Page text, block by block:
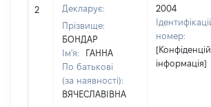
2
Декларує:
Прізвище:
БОНДАР
Ім'я:
ГАННА
По батькові
(за наявності):
ВЯЧЕСЛАВІВНА
2004
номер:
інформація]